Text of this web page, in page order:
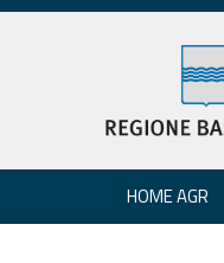
HOME AGR